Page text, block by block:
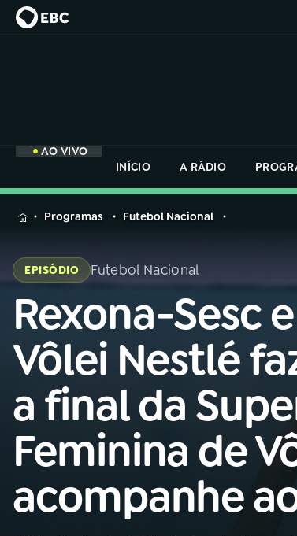
AO VIVO
INÍCIO
A RÁDIO
MENU
Buscar
na
Rádio
Nacional
Buscar
AO VIVO
01INÍCIO
02 A RÁDIO
03 PROGRAMAÇÃO
na
Rádio
Programas Futebol Nacional
EPISÓDIO Futebol Nacional
Rexona-Sesc e
Vôlei Nestlé
a final da
Feminina de
acompanhe